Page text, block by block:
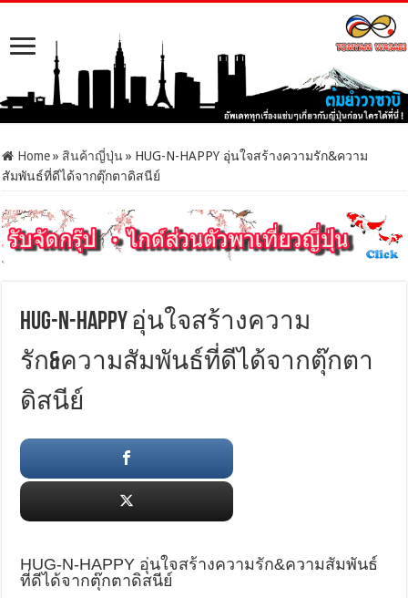
Home » สินค้าญี่ปุ่น » HUG-N-HAPPY อุ่นใจสร้างความรัก&ความ
สัมพันธ์ที่ดีได้จากตุ๊กตาดิสนีย์
HUG-N-HAPPY อุ่นใจสร้างความ
รัก&ความสัมพันธ์ที่ดีได้จากตุ๊กตา
ดิสนีย์
HUG-N-HAPPY อุ่นใจสร้างความรัก&ความสัมพันธ์
ที่ดีได้จากตุ๊กตาดิสนีย์